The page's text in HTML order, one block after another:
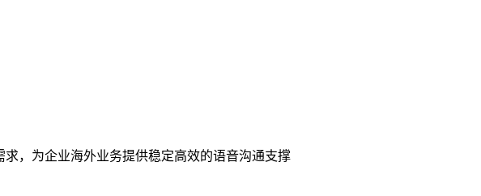
，为企业海外业务提供稳定高效的语音沟通支撑